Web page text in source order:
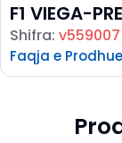
F1 VIEGA-
Shifra: v559007
Faqja e